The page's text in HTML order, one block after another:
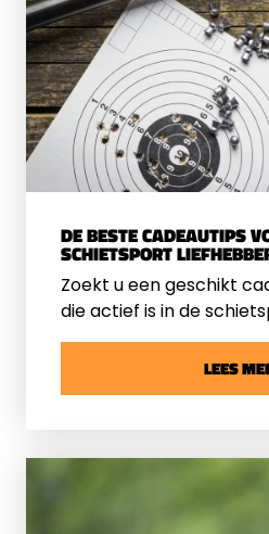
DE BESTE CADEAUTIPS
SCHIETSPORT
Zoekt u een geschikt
die actief is in de
gaat om een
ervaren
accessoires,
schietsport cadeaus
geliefd zijn bij elke
beste cadeautips voor u
LEES